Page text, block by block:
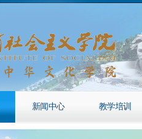
新闻中心 教学培训